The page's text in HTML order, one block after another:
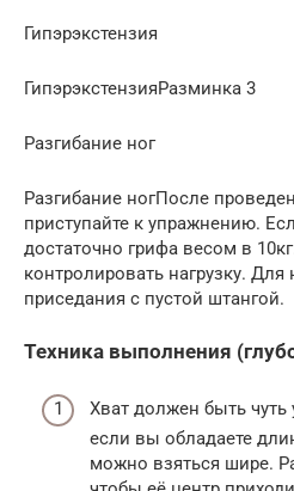
Гипэрэкстензия
ГипэрэкстензияРазминка 3
Разгибание ног
Разгибание ногПосле
приступайте к упражнению.
достаточно грифа весом в
контролировать нагрузку.
приседания с пустой штангой.
Техника выполнения
Хват должен быть
если вы обладаете
можно взяться шире.